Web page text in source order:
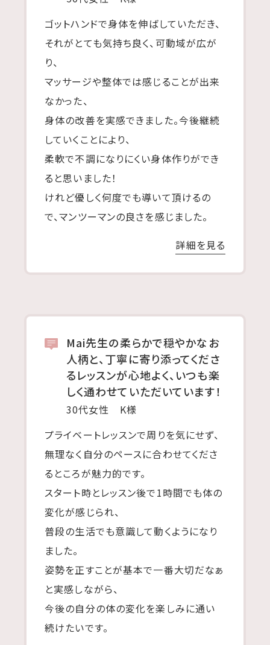
ゴットハンドで身体を伸ばしていただき、
それがとても気持ち良く、可動域が広が
り、
マッサージや整体では感じることが出来
なかった、
身体の改善を実感できました。今後継続
していくことにより、
柔軟で不調になりにくい身体作りができ
ると思いました！
けれど優しく何度でも導いて頂けるの
で、マンツーマンの良さを感じました。
詳細を見る
Mai先生の柔らかで穏やかなお
人柄と、丁寧に寄り添ってくださ
るレッスンが心地よく、いつも楽
しく通わせていただいています！
30代女性 K様
プライベートレッスンで周りを気にせず、
無理なく自分のペースに合わせてくださ
るところが魅力的です。
スタート時とレッスン後で1時間でも体の
変化が感じられ、
普段の生活でも意識して動くようになり
ました。
姿勢を正すことが基本で一番大切だなぁ
と実感しながら、
今後の自分の体の変化を楽しみに通い
続けたいです。